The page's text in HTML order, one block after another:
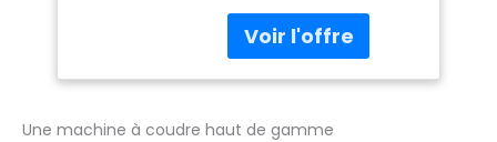
mailles par minute
Extra larges mailles
jusqu "à 40 mm icaps
pression automatique
Une machine à coudre haut de gamme